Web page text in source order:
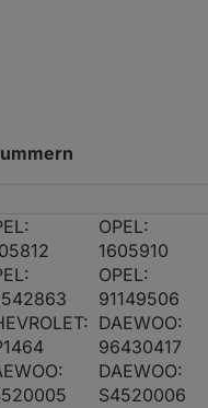
Stufenheck
Stufenheck
Stufenheck
(KLEJ)
(KLEJ)
OPEL:
1605910
OPEL:
91149506
DAEWOO:
96430417
DAEWOO:
S4520006